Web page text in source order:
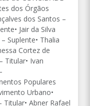
dos Órgãos
dos Santos –
Jair da Silva
Suplente• Thalia
Cortez de
Titular• Ivan
Populares
Urbano•
Abner Rafael